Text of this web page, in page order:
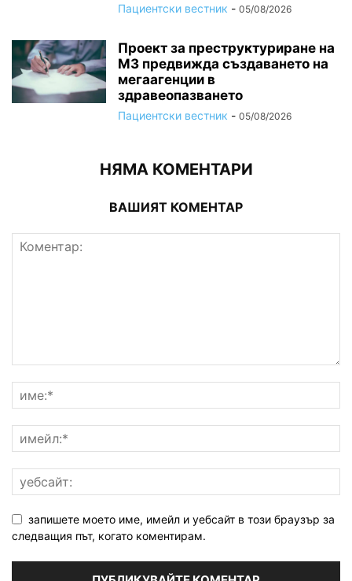
Пациентски вестник - 05/08/2026
Проект за преструктуриране на
МЗ предвижда създаването на
мегаагенции в
здравеопазването
Пациентски вестник - 05/08/2026
НЯМА КОМЕНТАРИ
ВАШИЯТ КОМЕНТАР
запишете моето име, имейл и уебсайт в този браузър за
следващия път, когато коментирам.